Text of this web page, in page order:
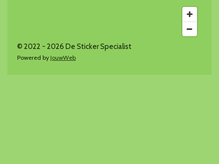
© 2022 - 2026 De Sticker Specialist
Powered by JouwWeb